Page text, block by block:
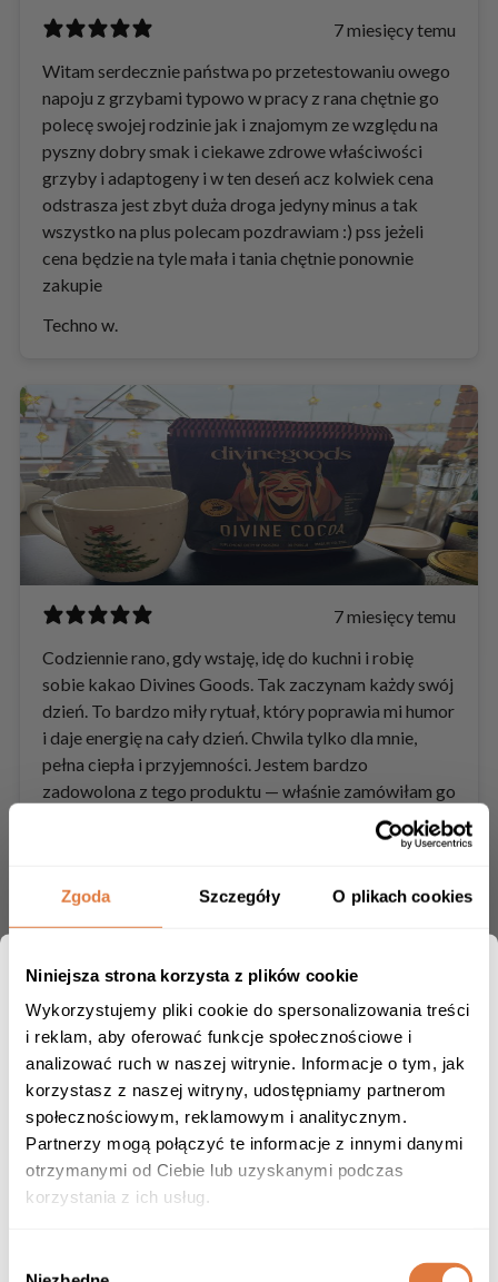
Zgoda Szczegóły O plikach cookies
Niniejsza strona korzysta z plików cookie
Wykorzystujemy pliki cookie do spersonalizowania treści
i reklam, aby oferować funkcje społecznościowe i
analizować ruch w naszej witrynie. Informacje o tym, jak
korzystasz z naszej witryny, udostępniamy partnerom
społecznościowym, reklamowym i analitycznym.
Partnerzy mogą połączyć te informacje z innymi danymi
otrzymanymi od Ciebie lub uzyskanymi podczas
korzystania z ich usług.
7 miesięcy temu
Witam serdecznie państwa po przetestowaniu owego
napoju z grzybami typowo w pracy z rana chętnie go
polecę swojej rodzinie jak i znajomym ze względu na
pyszny dobry smak i ciekawe zdrowe właściwości
grzyby i adaptogeny i w ten deseń acz kolwiek cena
odstrasza jest zbyt duża droga jedyny minus a tak
wszystko na plus polecam pozdrawiam :) pss jeżeli
cena będzie na tyle mała i tania chętnie ponownie
zakupie
Techno w.
7 miesięcy temu
Codziennie rano, gdy wstaję, idę do kuchni i robię
sobie kakao Divines Goods. Tak zaczynam każdy swój
dzień. To bardzo miły rytuał, który poprawia mi humor
i daje energię na cały dzień. Chwila tylko dla mnie,
pełna ciepła i przyjemności. Jestem bardzo
zadowolona z tego produktu — właśnie zamówiłam go
7 miesięcy temu
Ich produkty podkręciły tempo, produktywność